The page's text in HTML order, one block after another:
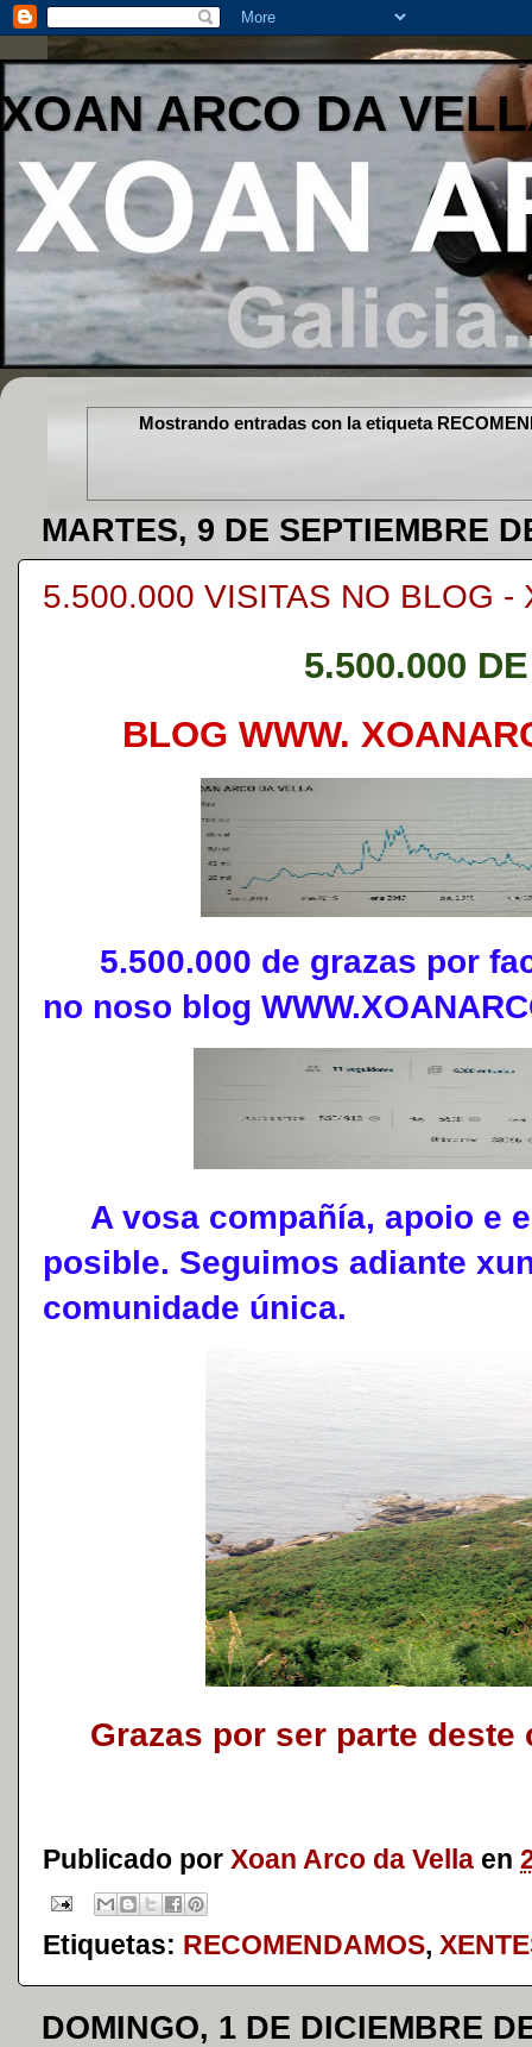
XOAN ARCO DA
Mostrando entradas con la etiqueta
MARTES, 9 DE SEPTIEMBRE
5.500.000 VISITAS NO BLOG -
5.500.000
BLOG WWW.
5.500.000 de grazas por
no noso blog
A vosa compañía, apoio e
posible. Seguimos adiante
comunidade única.
Grazas por ser parte deste
Publicado por Xoan Arco da Vella en
Etiquetas: RECOMENDAMOS,
DOMINGO, 1 DE DICIEMBRE